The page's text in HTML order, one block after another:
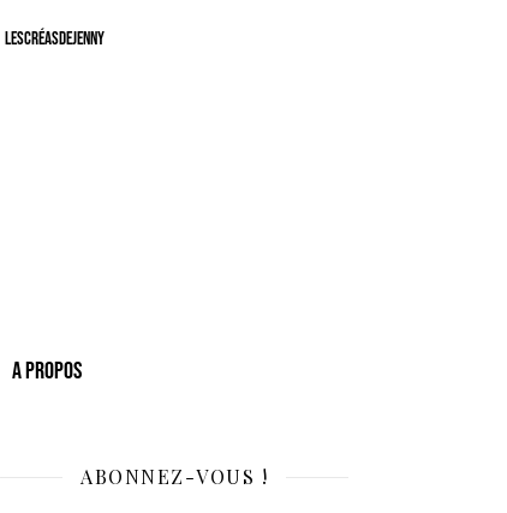
LesCréasdeJenny
A Propos
ABONNEZ-VOUS !